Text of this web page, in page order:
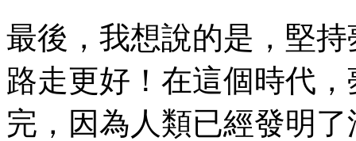
最後，我想說的是，堅
路走更好！在這個時代
完，因為人類已經發明